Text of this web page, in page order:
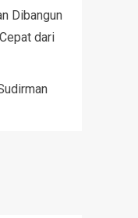
Dibangun
dari